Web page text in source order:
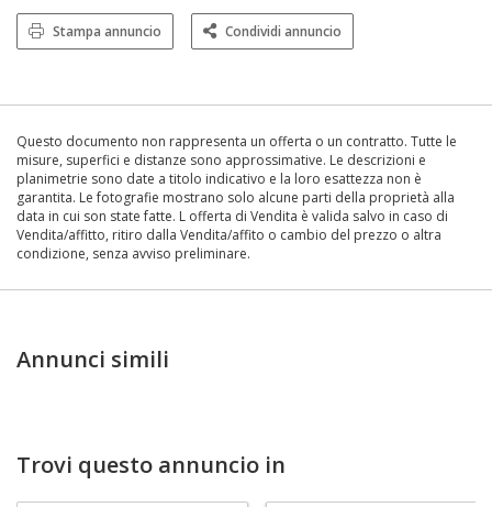
Stampa annuncio Condividi annuncio
Questo documento non rappresenta un offerta o un contratto. Tutte le
misure, superfici e distanze sono approssimative. Le descrizioni e
planimetrie sono date a titolo indicativo e la loro esattezza non è
garantita. Le fotografie mostrano solo alcune parti della proprietà alla
data in cui son state fatte. L offerta di Vendita è valida salvo in caso di
Vendita/affitto, ritiro dalla Vendita/affito o cambio del prezzo o altra
condizione, senza avviso preliminare.
Annunci simili
Trovi questo annuncio in